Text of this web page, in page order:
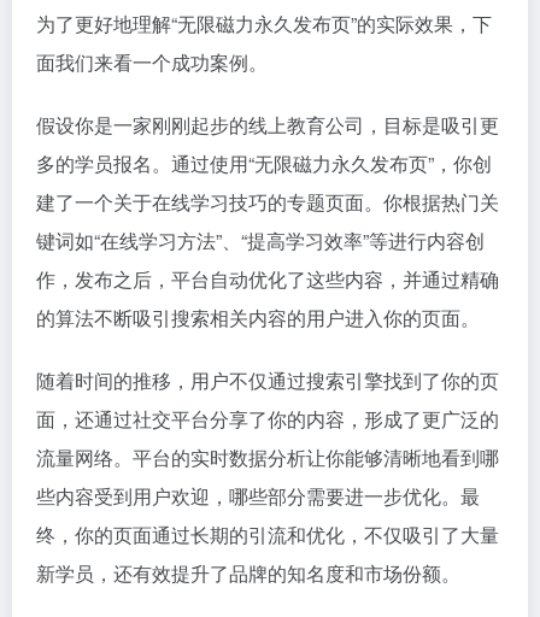
为了更好地理解“无限磁力永久发布页”的实际效果，下
面我们来看一个成功案例。
假设你是一家刚刚起步的线上教育公司，目标是吸引更
多的学员报名。通过使用“无限磁力永久发布页”，你创
建了一个关于在线学习技巧的专题页面。你根据热门关
键词如“在线学习方法”、“提高学习效率”等进行内容创
作，发布之后，平台自动优化了这些内容，并通过精确
的算法不断吸引搜索相关内容的用户进入你的页面。
随着时间的推移，用户不仅通过搜索引擎找到了你的页
面，还通过社交平台分享了你的内容，形成了更广泛的
流量网络。平台的实时数据分析让你能够清晰地看到哪
些内容受到用户欢迎，哪些部分需要进一步优化。最
终，你的页面通过长期的引流和优化，不仅吸引了大量
新学员，还有效提升了品牌的知名度和市场份额。